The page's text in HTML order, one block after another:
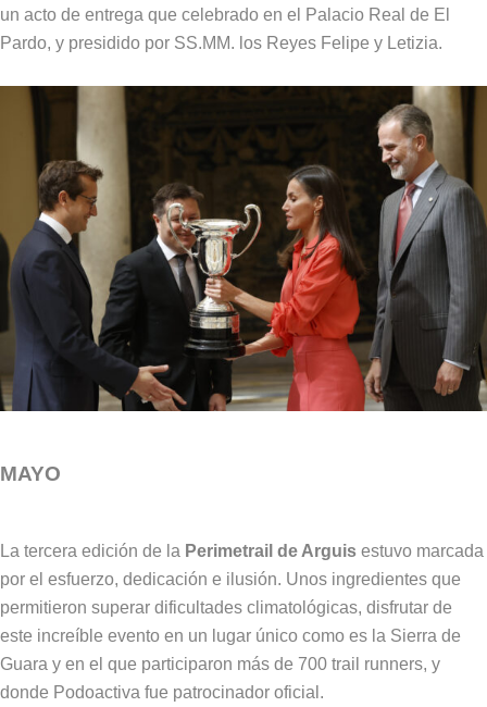
un acto de entrega que celebrado en el Palacio Real de El
Pardo, y presidido por SS.MM. los Reyes Felipe y Letizia.
MAYO
La tercera edición de la Perimetrail de Arguis estuvo marcada
por el esfuerzo, dedicación e ilusión. Unos ingredientes que
permitieron superar dificultades climatológicas, disfrutar de
este increíble evento en un lugar único como es la Sierra de
Guara y en el que participaron más de 700 trail runners, y
donde Podoactiva fue patrocinador oficial.